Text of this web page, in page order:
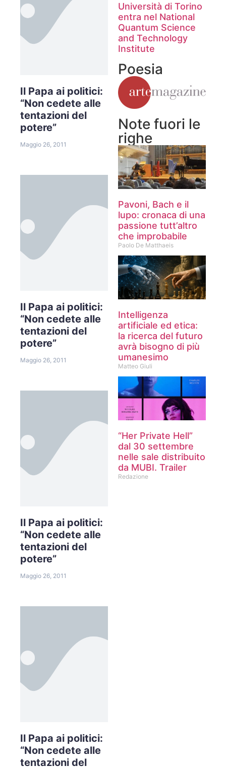
Il Papa ai politici:
“Non cedete alle
tentazioni del
potere”
Maggio 26, 2011
Il Papa ai politici:
“Non cedete alle
tentazioni del
potere”
Maggio 26, 2011
Il Papa ai politici:
“Non cedete alle
tentazioni del
potere”
Maggio 26, 2011
Il Papa ai politici:
“Non cedete alle
tentazioni del
Università di Torino
entra nel National
Quantum Science
and Technology
Institute
Poesia
Note fuori le
righe
Pavoni, Bach e il
lupo: cronaca di una
passione tutt’altro
che improbabile
Paolo De Matthaeis
Intelligenza
artificiale ed etica:
la ricerca del futuro
avrà bisogno di più
umanesimo
Matteo Giuli
“Her Private Hell”
dal 30 settembre
nelle sale distribuito
da MUBI. Trailer
Redazione